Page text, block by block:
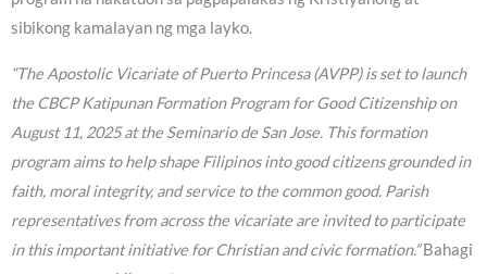
sibikong kamalayan ng mga layko.
“The Apostolic Vicariate of Puerto Princesa (AVPP) is set to launch
the CBCP Katipunan Formation Program for Good Citizenship on
August 11, 2025 at the Seminario de San Jose. This formation
program aims to help shape Filipinos into good citizens grounded in
faith, moral integrity, and service to the common good. Parish
representatives from across the vicariate are invited to participate
in this important initiative for Christian and civic formation.”Bahagi